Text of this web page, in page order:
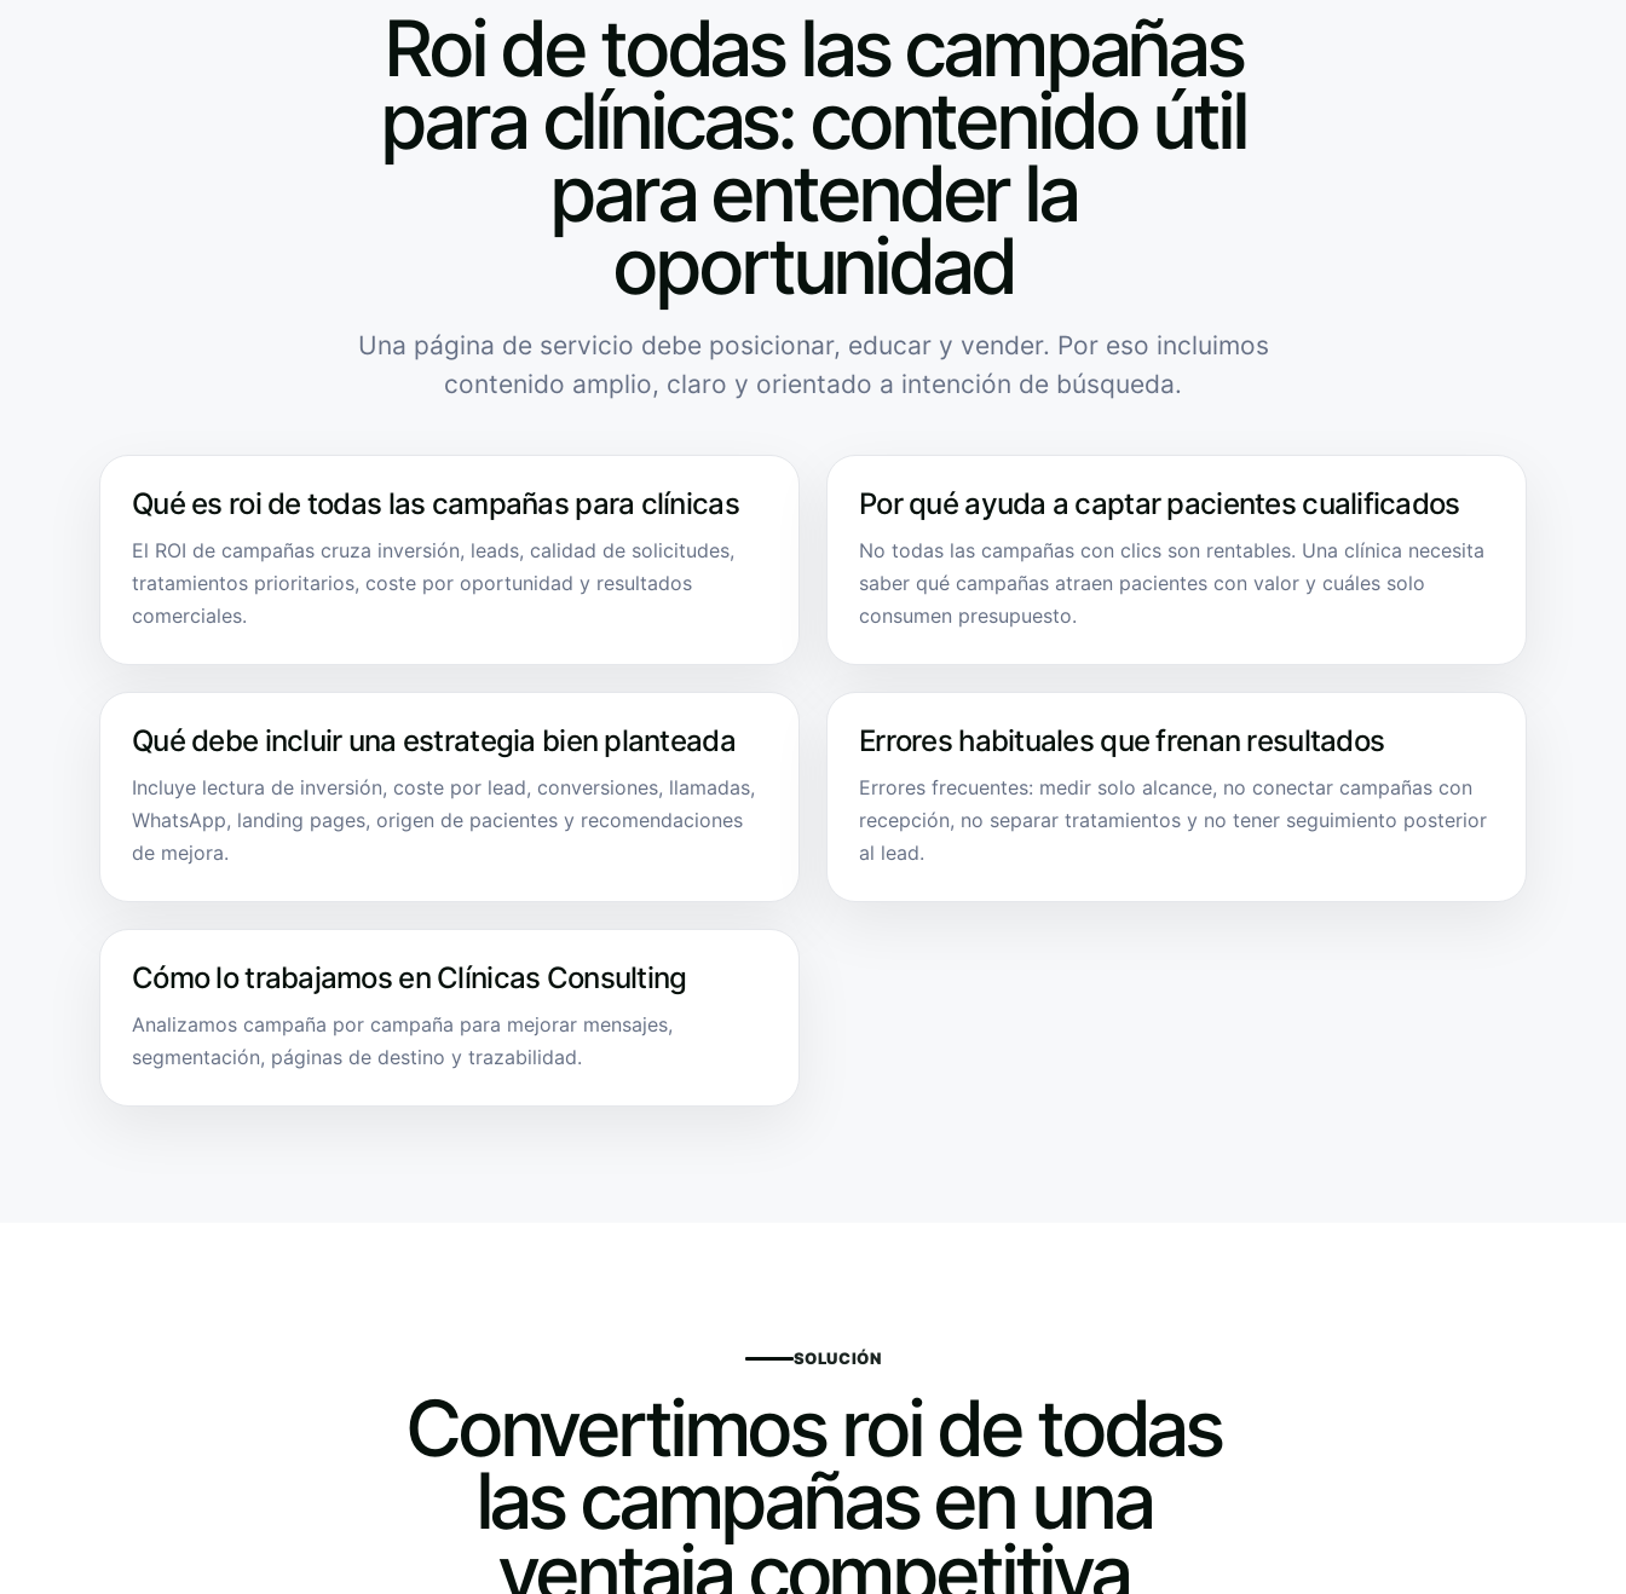
Roi de todas las campañas
para clínicas: contenido útil
para entender la
oportunidad
Una página de servicio debe posicionar, educar y vender. Por eso incluimos
contenido amplio, claro y orientado a intención de búsqueda.
Qué es roi de todas las campañas para clínicas
El ROI de campañas cruza inversión, leads, calidad de solicitudes,
tratamientos prioritarios, coste por oportunidad y resultados
comerciales.
Por qué ayuda a captar pacientes cualificados
No todas las campañas con clics son rentables. Una clínica necesita
saber qué campañas atraen pacientes con valor y cuáles solo
consumen presupuesto.
Qué debe incluir una estrategia bien planteada
Incluye lectura de inversión, coste por lead, conversiones, llamadas,
WhatsApp, landing pages, origen de pacientes y recomendaciones
de mejora.
Errores habituales que frenan resultados
Errores frecuentes: medir solo alcance, no conectar campañas con
recepción, no separar tratamientos y no tener seguimiento posterior
al lead.
Cómo lo trabajamos en Clínicas Consulting
Analizamos campaña por campaña para mejorar mensajes,
segmentación, páginas de destino y trazabilidad.
SOLUCIÓN
Convertimos roi de todas
las campañas en una
ventaja competitiva